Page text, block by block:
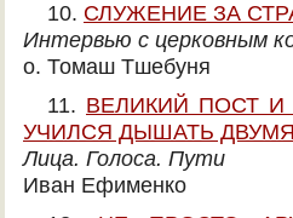
10. СЛУЖЕНИЕ ЗА
Интервью с церковным
о. Томаш Тшебуня
11. ВЕЛИКИЙ ПОСТ И
УЧИЛСЯ ДЫШАТЬ
Лица. Голоса. Пути
Иван Ефименко